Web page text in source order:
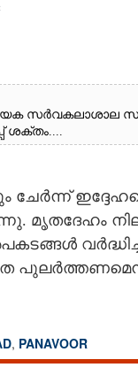
സർവകലാശാല
ശക്തം....
ചേർന്ന്
മൃതദേഹം
, PANAVOOR